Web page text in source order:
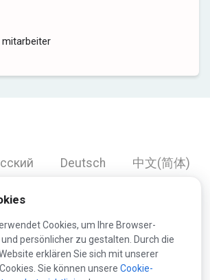
Cookies, um Ihre Browser-
persönlicher zu gestalten. Durch die
erklären Sie sich mit unserer
Sie können unsere Cookie-
Deutsch
中文(简体)
Türkçe
2026 Lesprom Network. Alle Rechte